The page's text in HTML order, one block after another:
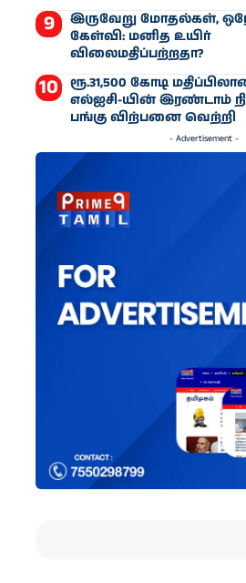
இருவேறு மோதல்கள்,
கேள்வி: மனித உயிர்
விலைமதிப்பற்றதா?
ரூ.31,500 கோடி
எல்ஐசி-​யின் இரண்​டாம்
பங்கு விற்பனை வெற்றி
- Advertisement -